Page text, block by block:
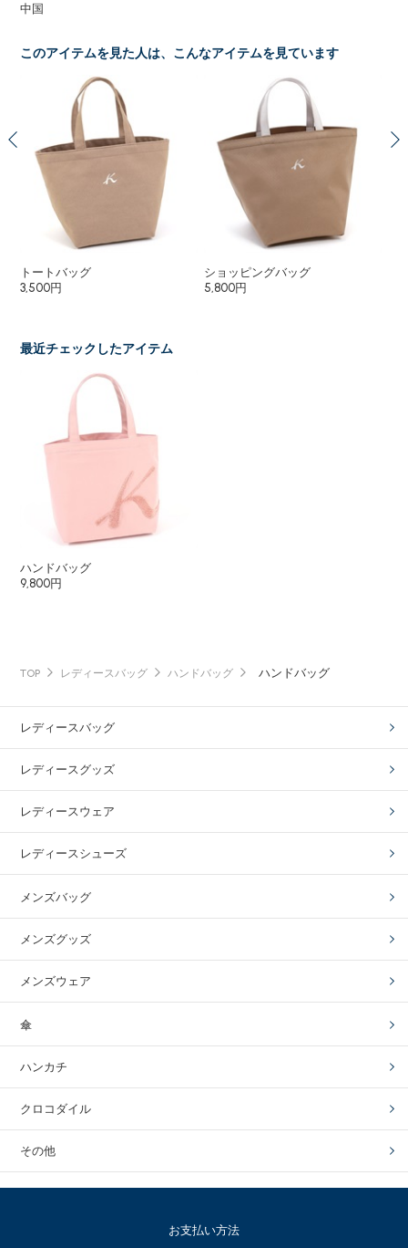
中国
このアイテムを見た人は、こんなアイテムを見ています
トートバッグ
3,500円
ショッピングバッグ
5,800円
最近チェックしたアイテム
ハンドバッグ
9,800円
TOP レディースバッグ ハンドバッグ ハンドバッグ
レディースバッグ
レディースグッズ
レディースウェア
レディースシューズ
メンズバッグ
メンズグッズ
メンズウェア
傘
ハンカチ
クロコダイル
その他
お支払い方法